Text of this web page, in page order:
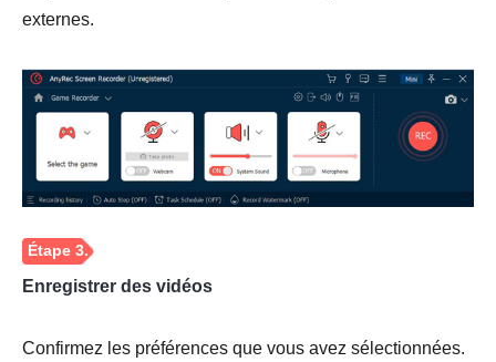
Étape 1.
externes.
Enregistrer des vidéos
Confirmez les préférences que vous avez sélectionnées.